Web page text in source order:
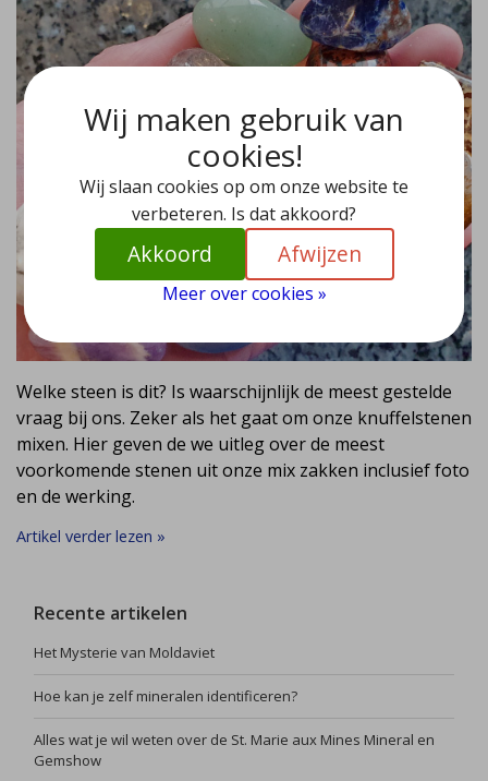
Welke steen is dit? Is waarschijnlijk de meest gestelde
vraag bij ons. Zeker als het gaat om onze knuffelstenen
mixen. Hier geven de we uitleg over de meest
voorkomende stenen uit onze mix zakken inclusief foto
en de werking.
Artikel verder lezen »
Recente artikelen
Het Mysterie van Moldaviet
Hoe kan je zelf mineralen identificeren?
Alles wat je wil weten over de St. Marie aux Mines Mineral en
Gemshow
Wij maken gebruik van
cookies!
Wij slaan cookies op om onze website te
verbeteren. Is dat akkoord?
Akkoord Afwijzen
Meer over cookies »